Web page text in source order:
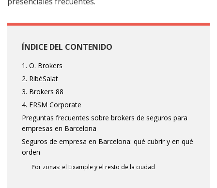
ÍNDICE DEL CONTENIDO
1. O. Brokers
2. RibéSalat
3. Brokers 88
4. ERSM Corporate
Preguntas frecuentes sobre brokers de seguros para
empresas en Barcelona
Seguros de empresa en Barcelona: qué cubrir y en qué
orden
Por zonas: el Eixample y el resto de la ciudad